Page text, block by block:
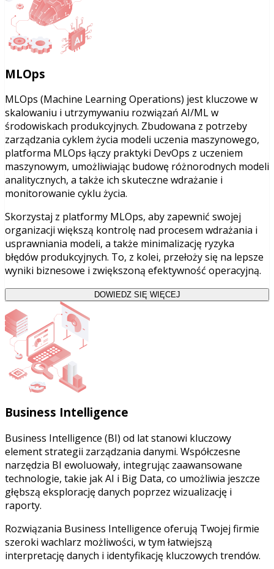
MLOps
MLOps (Machine Learning Operations) jest kluczowe w
skalowaniu i utrzymywaniu rozwiązań AI/ML w
środowiskach produkcyjnych. Zbudowana z potrzeby
zarządzania cyklem życia modeli uczenia maszynowego,
platforma MLOps łączy praktyki DevOps z uczeniem
maszynowym, umożliwiając budowę różnorodnych modeli
analitycznych, a także ich skuteczne wdrażanie i
monitorowanie cyklu życia.
Skorzystaj z platformy MLOps, aby zapewnić swojej
organizacji większą kontrolę nad procesem wdrażania i
usprawniania modeli, a także minimalizację ryzyka
błędów produkcyjnych. To, z kolei, przełoży się na lepsze
wyniki biznesowe i zwiększoną efektywność operacyjną.
DOWIEDZ SIĘ WIĘCEJ
Business Intelligence
Business Intelligence (BI) od lat stanowi kluczowy
element strategii zarządzania danymi. Współczesne
narzędzia BI ewoluowały, integrując zaawansowane
technologie, takie jak AI i Big Data, co umożliwia jeszcze
głębszą eksplorację danych poprzez wizualizację i
raporty.
Rozwiązania Business Intelligence oferują Twojej firmie
szeroki wachlarz możliwości, w tym łatwiejszą
interpretację danych i identyfikację kluczowych trendów.